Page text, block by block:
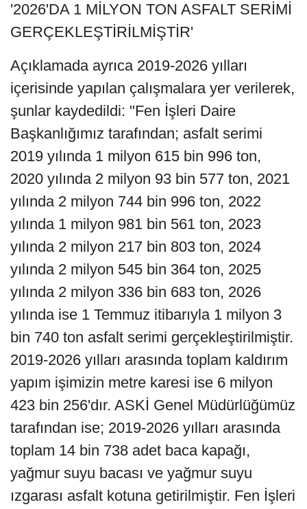
'2026'DA 1 MİLYON TON ASFALT SERİMİ
GERÇEKLEŞTİRİLMİŞTİR'
Açıklamada ayrıca 2019-2026 yılları
içerisinde yapılan çalışmalara yer verilerek,
şunlar kaydedildi: "Fen İşleri Daire
Başkanlığımız tarafından; asfalt serimi
2019 yılında 1 milyon 615 bin 996 ton,
2020 yılında 2 milyon 93 bin 577 ton, 2021
yılında 2 milyon 744 bin 996 ton, 2022
yılında 1 milyon 981 bin 561 ton, 2023
yılında 2 milyon 217 bin 803 ton, 2024
yılında 2 milyon 545 bin 364 ton, 2025
yılında 2 milyon 336 bin 683 ton, 2026
yılında ise 1 Temmuz itibarıyla 1 milyon 3
bin 740 ton asfalt serimi gerçekleştirilmiştir.
2019-2026 yılları arasında toplam kaldırım
yapım işimizin metre karesi ise 6 milyon
423 bin 256'dır. ASKİ Genel Müdürlüğümüz
tarafından ise; 2019-2026 yılları arasında
toplam 14 bin 738 adet baca kapağı,
yağmur suyu bacası ve yağmur suyu
ızgarası asfalt kotuna getirilmiştir. Fen İşleri